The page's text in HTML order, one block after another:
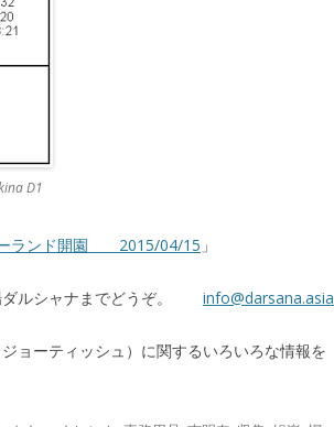
D1
ーランド開園 2015/04/15 」
ダルシャナまでどうぞ。 info@darsana.asia
ョーティッシュ）に関するいろいろな情報を